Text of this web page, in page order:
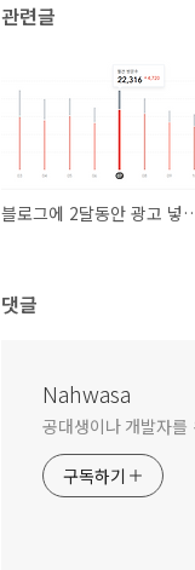
관련글
블로그에 2달동안
댓글
Nahwasa
공대생이나 개발자
구독하기